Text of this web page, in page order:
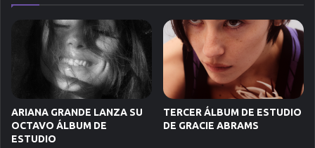
ARIANA GRANDE LANZA SU
OCTAVO ÁLBUM DE
ESTUDIO
TERCER ÁLBUM DE ESTUDIO
DE GRACIE ABRAMS